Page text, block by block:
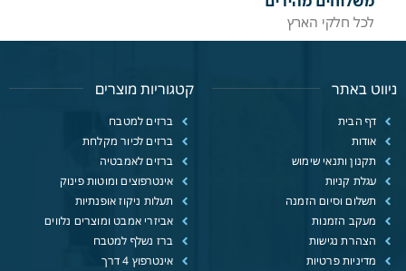
לכל חלקי הארץ
ניווט באתר
דף הבית
אודות
תקנון ותנאי שימוש
עגלת קניות
תשלום וסיום הזמנה
מעקב הזמנות
הצהרת נגישות
מדיניות פרטיות
קטגוריות מוצרים
ברזים למטבח
ברזים לכיור מקלחת
ברזים לאמבטיה
אינטרפוצים ומוטות פינוק
תעלות ניקוז אופנתיות
אביזרי אמבט ומוצרים נלווים
ברז נשלף למטבח
אינטרפוץ 4 דרך